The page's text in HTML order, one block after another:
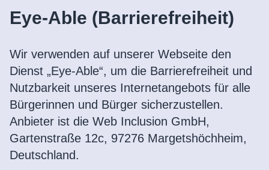
Eye-Able (Barrierefreiheit)
Wir verwenden auf unserer Webseite den
Dienst „Eye-Able“, um die Barrierefreiheit und
Nutzbarkeit unseres Internetangebots für alle
Bürgerinnen und Bürger sicherzustellen.
Anbieter ist die Web Inclusion GmbH,
Gartenstraße 12c, 97276 Margetshöchheim,
Deutschland.